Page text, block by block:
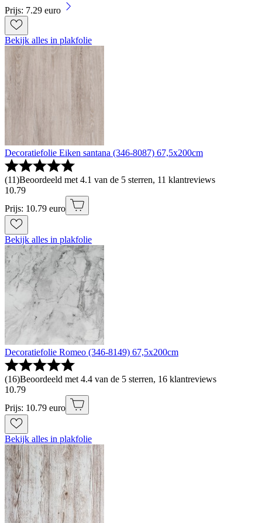
Prijs: 7.29 euro
Bekijk alles in plakfolie
Decoratiefolie Eiken santana (346-8087) 67,5x200cm
(11)Beoordeeld met 4.1 van de 5 sterren, 11 klantreviews
10.79
Prijs: 10.79 euro
Bekijk alles in plakfolie
Decoratiefolie Romeo (346-8149) 67,5x200cm
(16)Beoordeeld met 4.4 van de 5 sterren, 16 klantreviews
10.79
Prijs: 10.79 euro
Bekijk alles in plakfolie